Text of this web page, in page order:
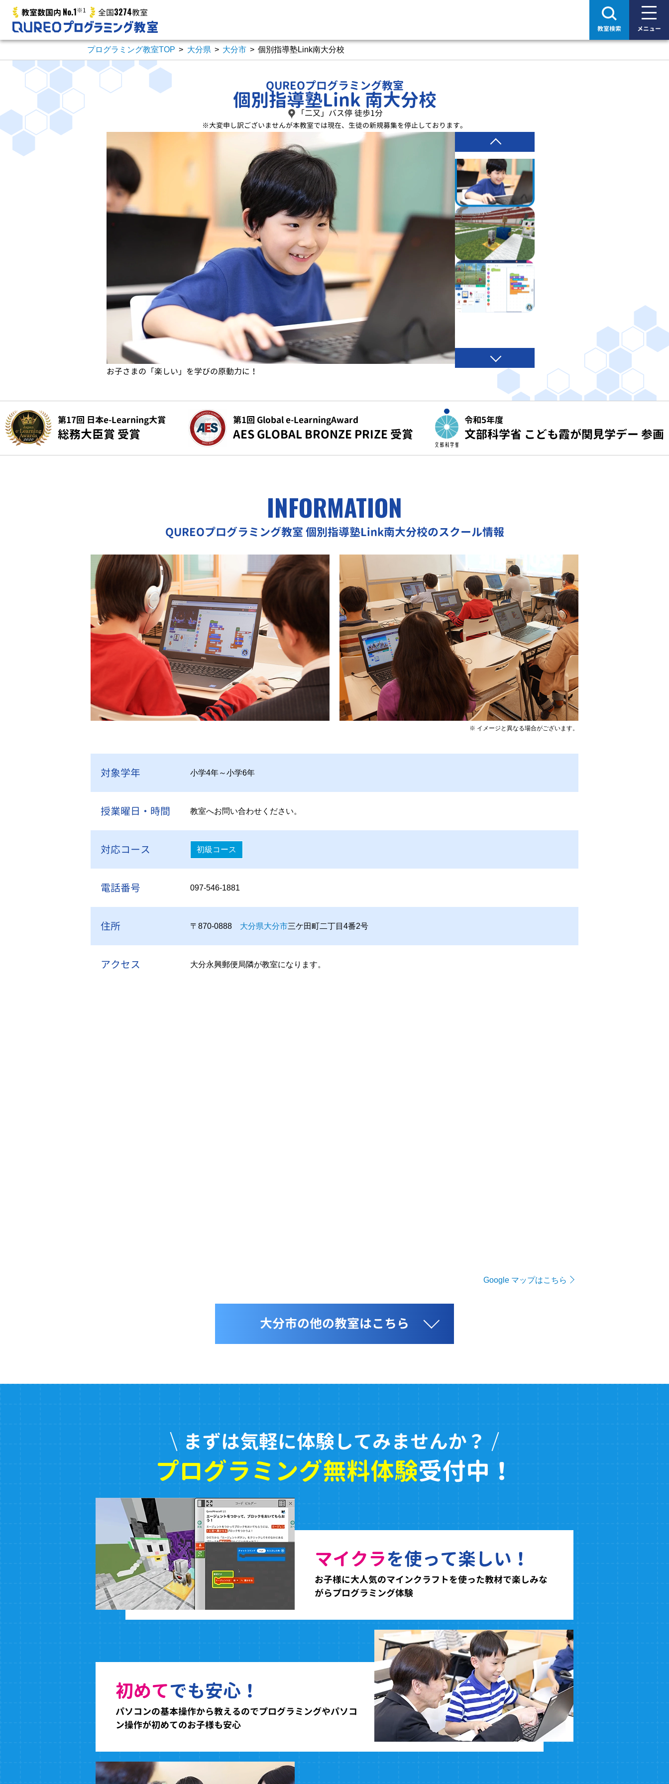
教室数国内 No.1※1 全国3274教室
教室検索 メニュー
プログラミング教室TOP > 大分県 > 大分市 > 個別指導塾Link南大分校
QUREOプログラミング教室
個別指導塾Link 南大分校
「二又」バス停 徒歩1分
※大変申し訳ございませんが本教室では現在、 生徒の新規募集を停止しております。
お子さまの「楽しい」を学びの原動力に！
第17回 日本e-Learning大賞
総務大臣賞 受賞
第1回 Global e-LearningAward
AES GLOBAL BRONZE PRIZE 受賞
令和5年度
文部科学省 こども霞が関見学デー 参画
INFORMATION
QUREOプログラミング教室個別指導塾Link南大分校のスクール情報
※ イメージと異なる場合がございます。
対象学年 小学4年～小学6年
授業曜日・時間 教室へお問い合わせください。
対応コース 初級コース
電話番号 097-546-1881
住所 〒870-0888 大分県大分市三ケ田町二丁目4番2号
アクセス 大分永興郵便局隣が教室になります。
Google マップはこちら
大分市の他の教室はこちら
まずは気軽に体験してみませんか？
プログラミング無料体験受付中！
マイクラを使って楽しい！
お子様に大人気のマインクラフトを使った教材で楽しみな
がらプログラミング体験
初めてでも安心！
パソコンの基本操作から教えるのでプログラミングやパソコ
ン操作が初めてのお子様も安心